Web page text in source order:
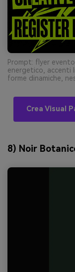
Prompt: flyer
energetico, accenti
forme dinamiche,
Crea Visual
8) Noir